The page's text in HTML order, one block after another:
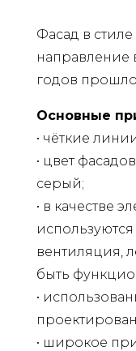
Фасад в стиле
направление
годов
Основные
• чёткие
• цвет
серый;
• в качестве
вентиляция,
быть
•
• широкое